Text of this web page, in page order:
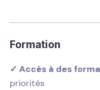
Formation
✓ Accès à des
priorités